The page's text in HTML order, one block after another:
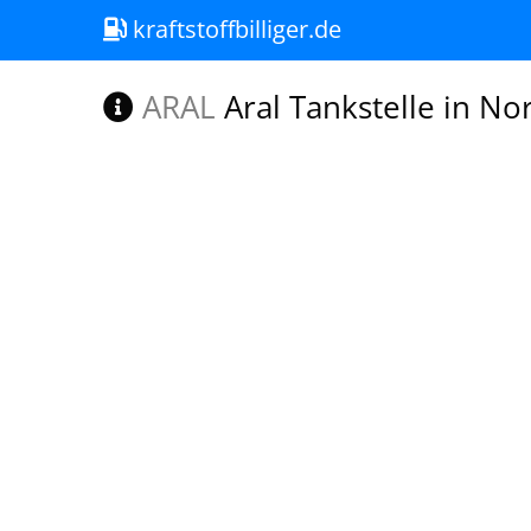
kraftstoffbilliger.de
ARAL Aral Tankstelle in